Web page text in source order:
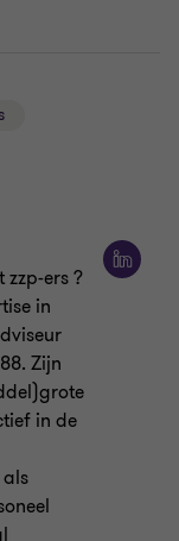
zzp-ers ?
in
Zijn
in de